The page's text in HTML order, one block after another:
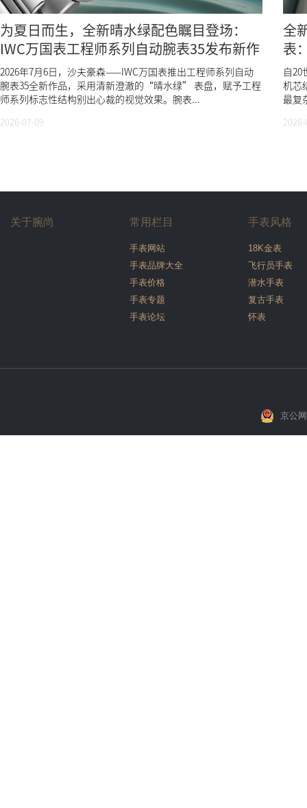
为夏日而生，全新晴水绿配色瞩目登场：
IWC万国表工程师系列自动腕表35发布新作
2026年7月6日，沙夫豪森——IWC万国表推出工程师系列自动
腕表35全新作品，采用清新澄澈的“晴水绿” 表盘，赋予工程
师系列标志性结构别出心裁的视觉效果。腕表...
2026-07-09
全
表
自20
机芯
最复
关于腕尚 常用栏目
手表网站
手表品牌大全
手表价格
手表专题
手表论坛
手表风格
18K金表
飞行员手表
潜水手表
复古手表
怀表
京公